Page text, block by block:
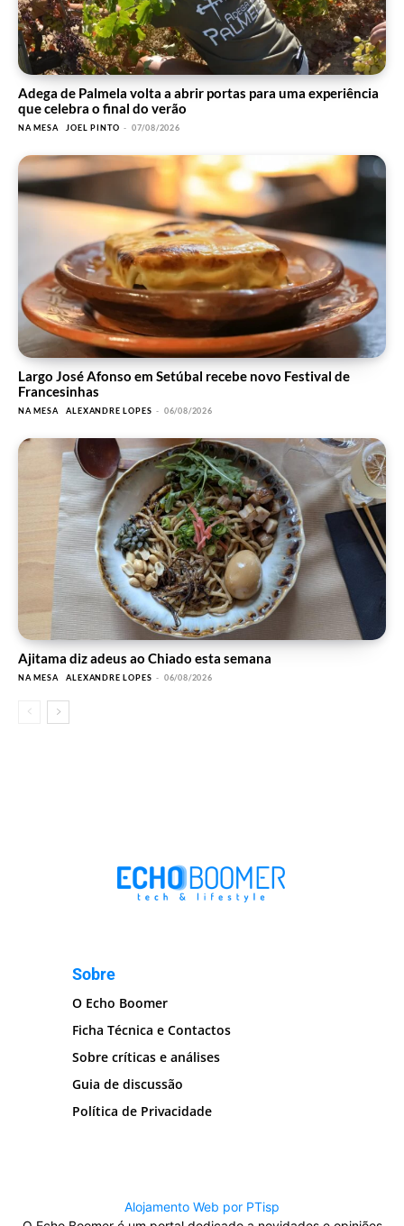
Adega de Palmela volta a abrir portas para uma experiência
que celebra o final do verão
NA MESA JOEL PINTO - 07/08/2026
Largo José Afonso em Setúbal recebe novo Festival de
Francesinhas
NA MESA ALEXANDRE LOPES - 06/08/2026
Ajitama diz adeus ao Chiado esta semana
NA MESA ALEXANDRE LOPES - 06/08/2026
Sobre
O Echo Boomer
Ficha Técnica e Contactos
Sobre críticas e análises
Guia de discussão
Política de Privacidade
Alojamento Web por PTisp